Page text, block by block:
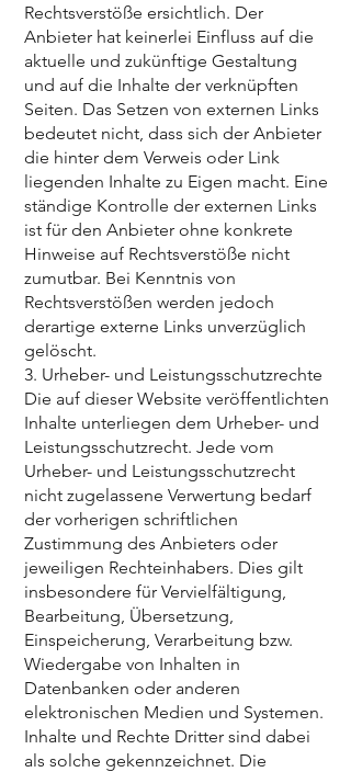
Rechtsverstöße ersichtlich. Der
Anbieter hat keinerlei Einfluss auf die
aktuelle und zukünftige Gestaltung
und auf die Inhalte der verknüpften
Seiten. Das Setzen von externen Links
bedeutet nicht, dass sich der Anbieter
die hinter dem Verweis oder Link
liegenden Inhalte zu Eigen macht. Eine
ständige Kontrolle der externen Links
ist für den Anbieter ohne konkrete
Hinweise auf Rechtsverstöße nicht
zumutbar. Bei Kenntnis von
Rechtsverstößen werden jedoch
derartige externe Links unverzüglich
gelöscht.
3. Urheber- und Leistungsschutzrechte
Die auf dieser Website veröffentlichten
Inhalte unterliegen dem Urheber- und
Leistungsschutzrecht. Jede vom
Urheber- und Leistungsschutzrecht
nicht zugelassene Verwertung bedarf
der vorherigen schriftlichen
Zustimmung des Anbieters oder
jeweiligen Rechteinhabers. Dies gilt
insbesondere für Vervielfältigung,
Bearbeitung, Übersetzung,
Einspeicherung, Verarbeitung bzw.
Wiedergabe von Inhalten in
Datenbanken oder anderen
elektronischen Medien und Systemen.
Inhalte und Rechte Dritter sind dabei
als solche gekennzeichnet. Die